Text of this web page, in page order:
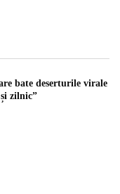
bate deserturile virale
zilnic”